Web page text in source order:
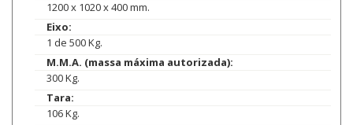
1200 x 1020 x 400 mm.
Eixo:
1 de 500 Kg.
M.M.A. (massa máxima autorizada):
300 Kg.
Tara:
106 Kg.